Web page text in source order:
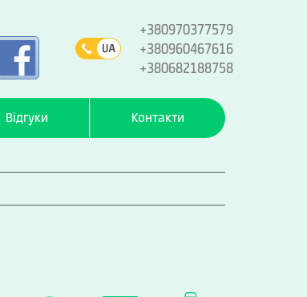
+380970377579
+380960467616
+380682188758
Відгуки Контакти